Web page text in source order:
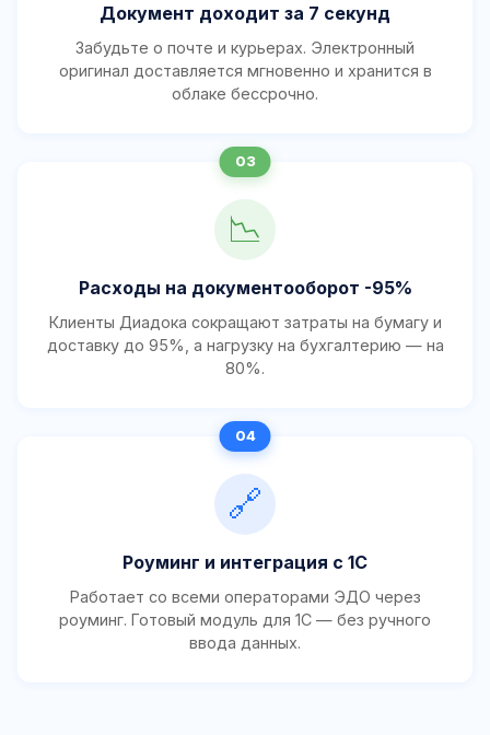
Документ доходит за 7 секунд
Забудьте о почте и курьерах. Электронный
оригинал доставляется мгновенно и хранится в
облаке бессрочно.
📉
Расходы на документооборот -95%
Клиенты Диадока сокращают затраты на бумагу и
доставку до 95%, а нагрузку на бухгалтерию — на
80%.
🔗
Роуминг и интеграция с 1С
Работает со всеми операторами ЭДО через
роуминг. Готовый модуль для 1С — без ручного
ввода данных.